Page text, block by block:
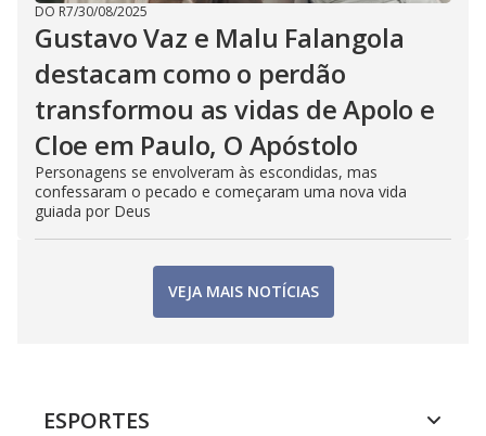
DO R7/30/08/2025
Gustavo Vaz e Malu Falangola
destacam como o perdão
transformou as vidas de Apolo e
Cloe em Paulo, O Apóstolo
Personagens se envolveram às escondidas, mas
confessaram o pecado e começaram uma nova vida
guiada por Deus
VEJA MAIS NOTÍCIAS
ESPORTES